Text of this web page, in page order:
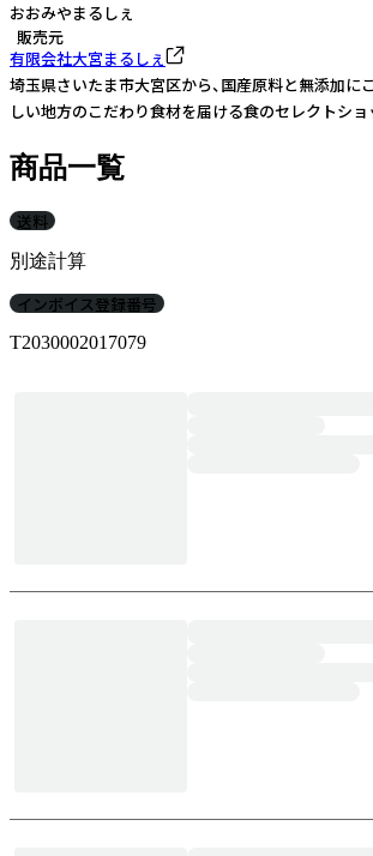
おおみやまるしぇ
販売元
有限会社大宮まるしぇ
埼玉県さいたま市大宮区から、国産原料と無添加に
しい地方のこだわり食材を届ける食のセレクトショ
商品一覧
送料
別途計算
インボイス登録番号
T2030002017079